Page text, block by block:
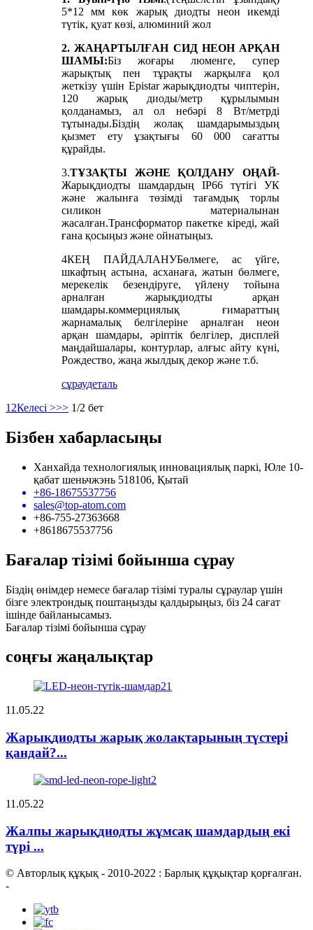
5*12 мм көк жарық диодты неон икемді
түтік, қуат көзі, алюминий жол
2. ЖАҢАРТЫЛҒАН СИД НЕОН АРҚАН
ШАМЫ:Біз жоғары люменге, супер
жарықтық пен тұрақты жарқылға қол
жеткізу үшін Epistar жарықдиодты чиптерін,
120 жарық диоды/метр құрылымын
қолданамыз, ал ол небәрі 8 Вт/метрді
тұтынады.Біздің жолақ шамдарымыздың
қызмет ету ұзақтығы 60 000 сағатты
құрайды.
3.ТҰЗАҚТЫ ЖӘНЕ ҚОЛДАНУ ОҢАЙ-
Жарықдиодты шамдардың IP66 түтігі УК
және жалынға төзімді тағамдық торлы
силикон материалынан
жасалған.Трансформатор пакетке кіреді, жай
ғана қосыңыз және ойнатыңыз.
4КЕҢ ПАЙДАЛАНУБөлмеге, ас үйге,
шкафтың астына, асханаға, жатын бөлмеге,
мерекелік безендіруге, үйлену тойына
арналған жарықдиодты арқан
шамдары.коммерциялық ғимараттың
жарнамалық белгілеріне арналған неон
арқан шамдары, әріптік белгілер, дисплей
маңдайшалары, контурлар, алғыс айту күні,
Рождество, жаңа жылдық декор және т.б.
сұраудеталь
1 2Келесі >>> 1/2 бет
Бізбен хабарласыңы
Ханхайда технологиялық инновациялық паркі, Юле 10-
қабат шеньчжэнь 518106, Қытай
+86-18675537756
sales@top-atom.com
+86-755-27363668
+8618675537756
Бағалар тізімі бойынша сұрау
Біздің өнімдер немесе бағалар тізімі туралы сұраулар үшін
бізге электрондық поштаңызды қалдырыңыз, біз 24 сағат
ішінде байланысамыз.
Бағалар тізімі бойынша сұрау
соңғы жаңалықтар
11.05.22
Жарықдиодты жарық жолақтарының түстері
қандай?...
11.05.22
Жалпы жарықдиодты жұмсақ шамдардың екі
түрі ...
© Авторлық құқық - 2010-2022 : Барлық құқықтар қорғалған.
-